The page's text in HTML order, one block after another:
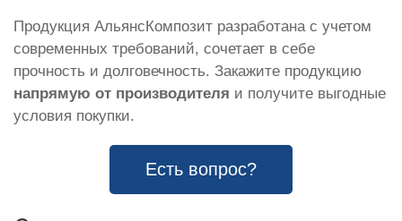
Продукция АльянсКомпозит разработана с учетом
современных требований, сочетает в себе
прочность и долговечность. Закажите продукцию
напрямую от производителя и получите выгодные
условия покупки.
Есть вопрос?